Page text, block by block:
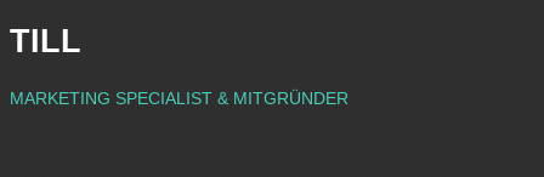
TILL
MARKETING SPECIALIST & MITGRÜNDER